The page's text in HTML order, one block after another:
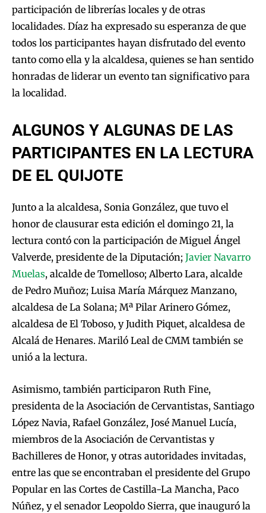
participación de librerías locales y de otras
localidades. Díaz ha expresado su esperanza de que
todos los participantes hayan disfrutado del evento
tanto como ella y la alcaldesa, quienes se han sentido
honradas de liderar un evento tan significativo para
la localidad.
ALGUNOS Y ALGUNAS DE LAS
PARTICIPANTES EN LA LECTURA
DE EL QUIJOTE
Junto a la alcaldesa, Sonia González, que tuvo el
honor de clausurar esta edición el domingo 21, la
lectura contó con la participación de Miguel Ángel
Valverde, presidente de la Diputación; Javier Navarro
Muelas, alcalde de Tomelloso; Alberto Lara, alcalde
de Pedro Muñoz; Luisa María Márquez Manzano,
alcaldesa de La Solana; Mª Pilar Arinero Gómez,
alcaldesa de El Toboso, y Judith Piquet, alcaldesa de
Alcalá de Henares. Mariló Leal de CMM también se
unió a la lectura.
Asimismo, también participaron Ruth Fine,
presidenta de la Asociación de Cervantistas, Santiago
López Navia, Rafael González, José Manuel Lucía,
miembros de la Asociación de Cervantistas y
Bachilleres de Honor, y otras autoridades invitadas,
entre las que se encontraban el presidente del Grupo
Popular en las Cortes de Castilla-La Mancha, Paco
Núñez, y el senador Leopoldo Sierra, que inauguró la